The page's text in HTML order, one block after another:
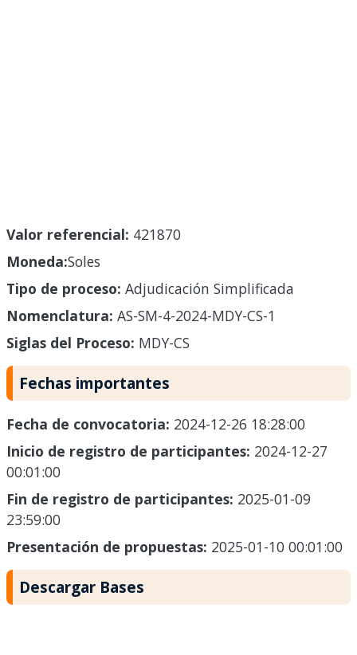
Valor referencial: 421870
Moneda:Soles
Tipo de proceso: Adjudicación Simplificada
Nomenclatura: AS-SM-4-2024-MDY-CS-1
Siglas del Proceso: MDY-CS
Fechas importantes
Fecha de convocatoria: 2024-12-26 18:28:00
Inicio de registro de participantes: 2024-12-27
00:01:00
Fin de registro de participantes: 2025-01-09
23:59:00
Presentación de propuestas: 2025-01-10 00:01:00
Descargar Bases